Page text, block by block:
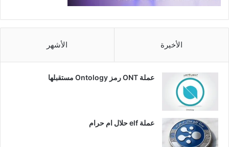
الأخيرة الأشهر
عملة ONT رمز Ontology مستقبلها
عملة elf حلال ام حرام